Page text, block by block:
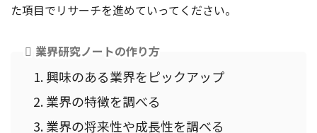
た項目でリサーチを進めていってください。
業界研究ノートの作り方
興味のある業界をピックアップ
業界の特徴を調べる
業界の将来性や成長性を調べる